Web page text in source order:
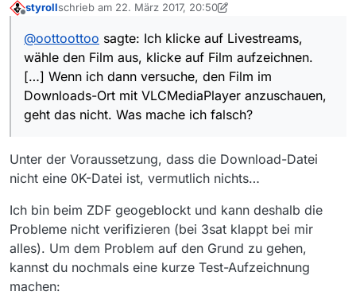
Mein Rechnerstand ist: VLC Mediaplayer 2.2.4,Win
Ich möchte mit Livestreams einen Film z.B. vom ZDF
aufzeichnen. Ich klicke auf Livestreams, wähle den
Film aus, klicke auf Film aufzeichnen, dann klicke
ich im sich geöffneten Fenster für den Speicherort
auf OK.
Das Aufzeichnen stoppe ich über “Downloads”
anzuschauen, geht das nicht. Was mache ich
falsch?
oottoottoo
styrollschrieb am 22. März 2017, 20:50
zuletzt editiert von styroll
@oottoottoo sagte: Ich klicke auf Livestreams,
wähle den Film aus, klicke auf Film aufzeichnen.
[…] Wenn ich dann versuche, den Film im
Downloads-Ort mit VLCMediaPlayer anzuschauen,
geht das nicht. Was mache ich falsch?
Unter der Voraussetzung, dass die Download-Datei
nicht eine 0K-Datei ist, vermutlich nichts…
Ich bin beim ZDF geogeblockt und kann deshalb die
Probleme nicht verifizieren (bei 3sat klappt bei mir
alles). Um dem Problem auf den Grund zu gehen,
kannst du nochmals eine kurze Test-Aufzeichnung
machen: